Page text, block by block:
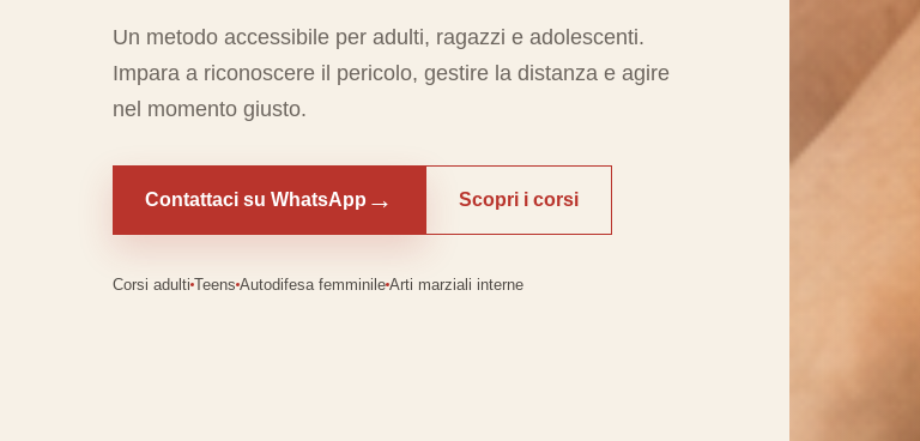
Un metodo accessibile per adulti, ragazzi e adolescenti.
Impara a riconoscere il pericolo, gestire la distanza e agire
nel momento giusto.
Contattaci su WhatsApp → Scopri i corsi
Corsi adulti Teens Autodifesa femminile Arti marziali interne